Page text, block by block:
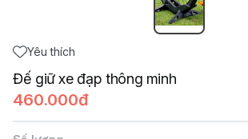
Yêu thích
Đế giữ xe đạp thông minh
460.000đ